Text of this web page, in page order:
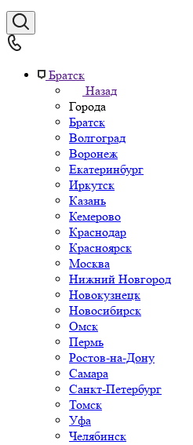
Братск
Назад
Города
Братск
Волгоград
Воронеж
Екатеринбург
Иркутск
Казань
Кемерово
Краснодар
Красноярск
Москва
Нижний Новгород
Новокузнецк
Новосибирск
Омск
Пермь
Ростов-на-Дону
Самара
Санкт-Петербург
Томск
Уфа
Челябинск